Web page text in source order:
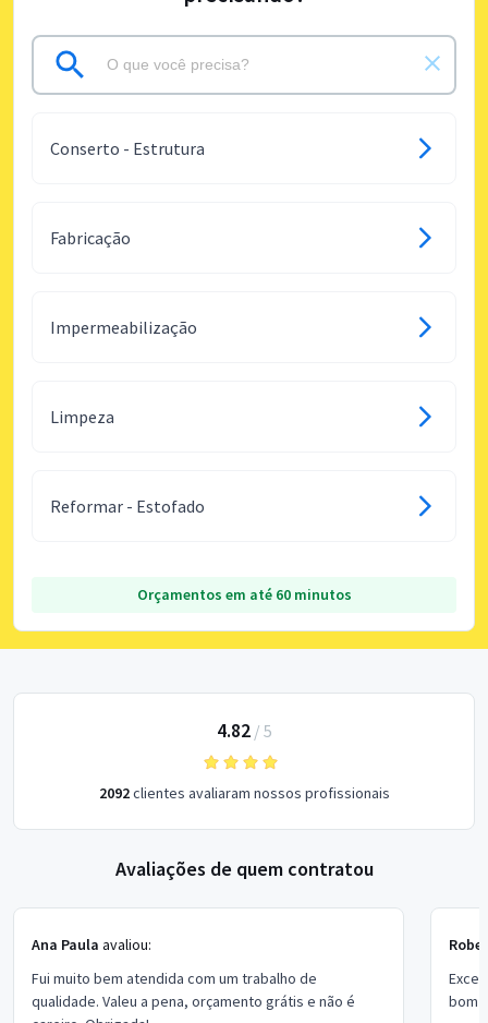
Conserto - Estrutura
Fabricação
Impermeabilização
Limpeza
Reformar - Estofado
Orçamentos em até 60 minutos
4.82/ 5
2092clientes avaliaram nossos profissionais
Avaliações de quem contratou
Ana Paula avaliou:
Fui muito bem atendida com um trabalho de
qualidade. Valeu a pena, orçamento grátis e não é
bom